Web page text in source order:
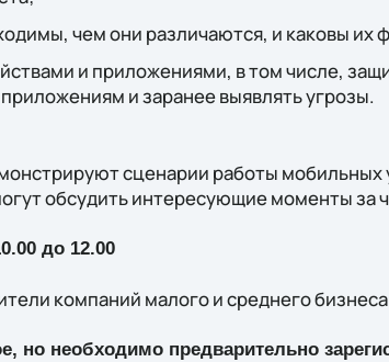
чем они различаются, и каковы их
и приложениями, в том числе,
и заранее выявлять угрозы.
сценарии работы мобильных
обсудить интересующие моменты за
до 12.00
компаний малого и среднего бизнеса
но необходимо предварительно